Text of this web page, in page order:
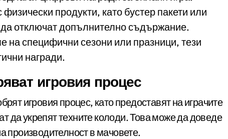
продукти, като бустер пакети или
отключат допълнително съдържание.
на специфични сезони или празници, тези
награди.
игровия процес
игровия процес, като предоставят на играчите
да укрепят техните колоди. Това може да доведе
производителност в мачовете.